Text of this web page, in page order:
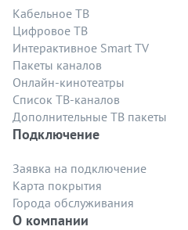
Кабельное ТВ
Цифровое ТВ
Интерактивное Smart TV
Пакеты каналов
Онлайн-кинотеатры
Список ТВ-каналов
Дополнительные ТВ пакеты
Подключение
Заявка на подключение
Карта покрытия
Города обслуживания
О компании